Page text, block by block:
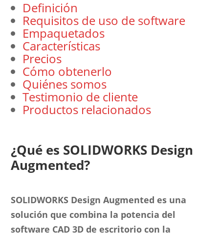
Definición
Requisitos de uso de software
Empaquetados
Características
Precios
Cómo obtenerlo
Quiénes somos
Testimonio de cliente
Productos relacionados
¿Qué es SOLIDWORKS Design
Augmented?
SOLIDWORKS Design Augmentedes una
solución que combina la potencia del
software CAD 3D de escritorio con la